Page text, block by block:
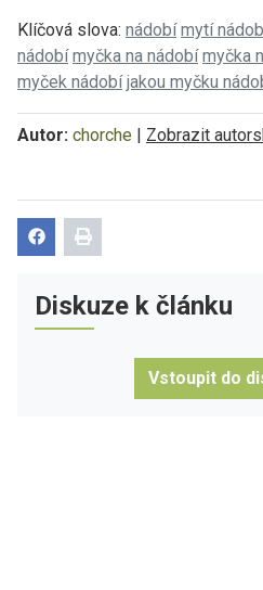
Klíčová slova: nádobí mytí
nádobí myčka na nádobí myčka
myček nádobí jakou myčku
Autor: chorche | Zobrazit
Diskuze k článku
Vstoupit do